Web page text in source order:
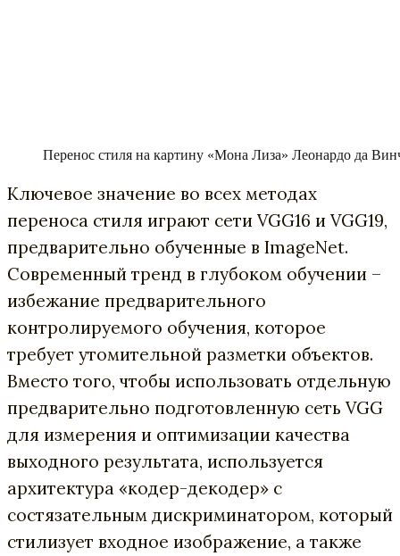
Перенос стиля на картину «Мона Лиза» Леонардо да
Ключевое значение во всех методах
переноса стиля играют сети VGG16 и VGG19,
предварительно обученные в ImageNet.
Современный тренд в глубоком обучении –
избежание предварительного
контролируемого обучения, которое
требует утомительной разметки объектов.
Вместо того, чтобы использовать отдельную
предварительно подготовленную сеть VGG
для измерения и оптимизации качества
выходного результата, используется
архитектура «кодер-декодер» с
состязательным дискриминатором, который
стилизует входное изображение, а также